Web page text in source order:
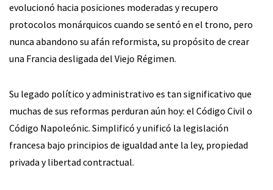
evolucionó hacia posiciones moderadas y recupero
protocolos monárquicos cuando se sentó en el trono, pero
nunca abandono su afán reformista, su propósito de crear
una Francia desligada del Viejo Régimen.
Su legado político y administrativo es tan significativo que
muchas de sus reformas perduran aún hoy: el Código Civil o
Código Napoleónic. Simplificó y unificó la legislación
francesa bajo principios de igualdad ante la ley, propiedad
privada y libertad contractual.